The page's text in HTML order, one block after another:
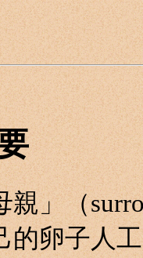
（
的卵子人